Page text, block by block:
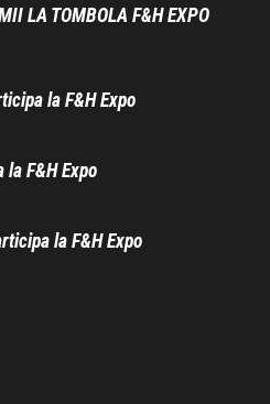
LA TOMBOLA F&H EXPO
la F&H Expo
F&H Expo
la F&H Expo